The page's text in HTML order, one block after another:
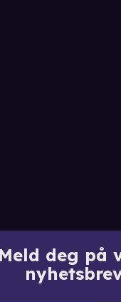
Meld deg på